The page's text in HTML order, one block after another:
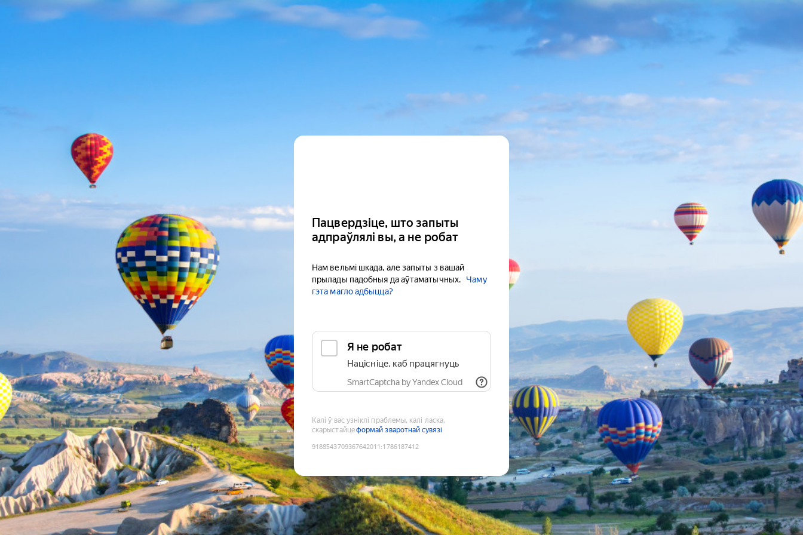
Пацвердзіце, што запыты
адпраўлялі вы, а не робат
Нам вельмі шкада, але запыты з вашай
прылады падобныя да аўтаматычных.
Чаму
гэта магло адбыцца?
Я не робат
Націсніце, каб працягнуць
SmartCaptcha by Yandex Cloud
Калі ў вас узніклі праблемы, калі ласка,
скарыстайцеформай зваротнай сувязі
9188543709367642011 :1786187412